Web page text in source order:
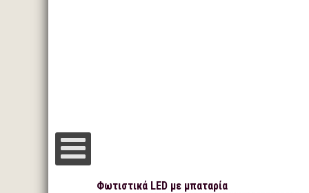
Φωτιστικά LED με μπαταρία